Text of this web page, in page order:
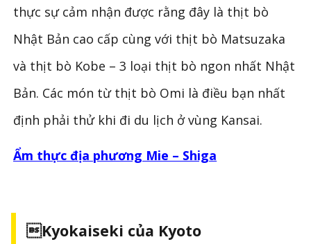
thực sự cảm nhận được rằng đây là thịt bò
Nhật Bản cao cấp cùng với thịt bò Matsuzaka
và thịt bò Kobe – 3 loại thịt bò ngon nhất Nhật
Bản. Các món từ thịt bò Omi là điều bạn nhất
định phải thử khi đi du lịch ở vùng Kansai.
Ẩm thực địa phương Mie – Shiga
Kyokaiseki của Kyoto